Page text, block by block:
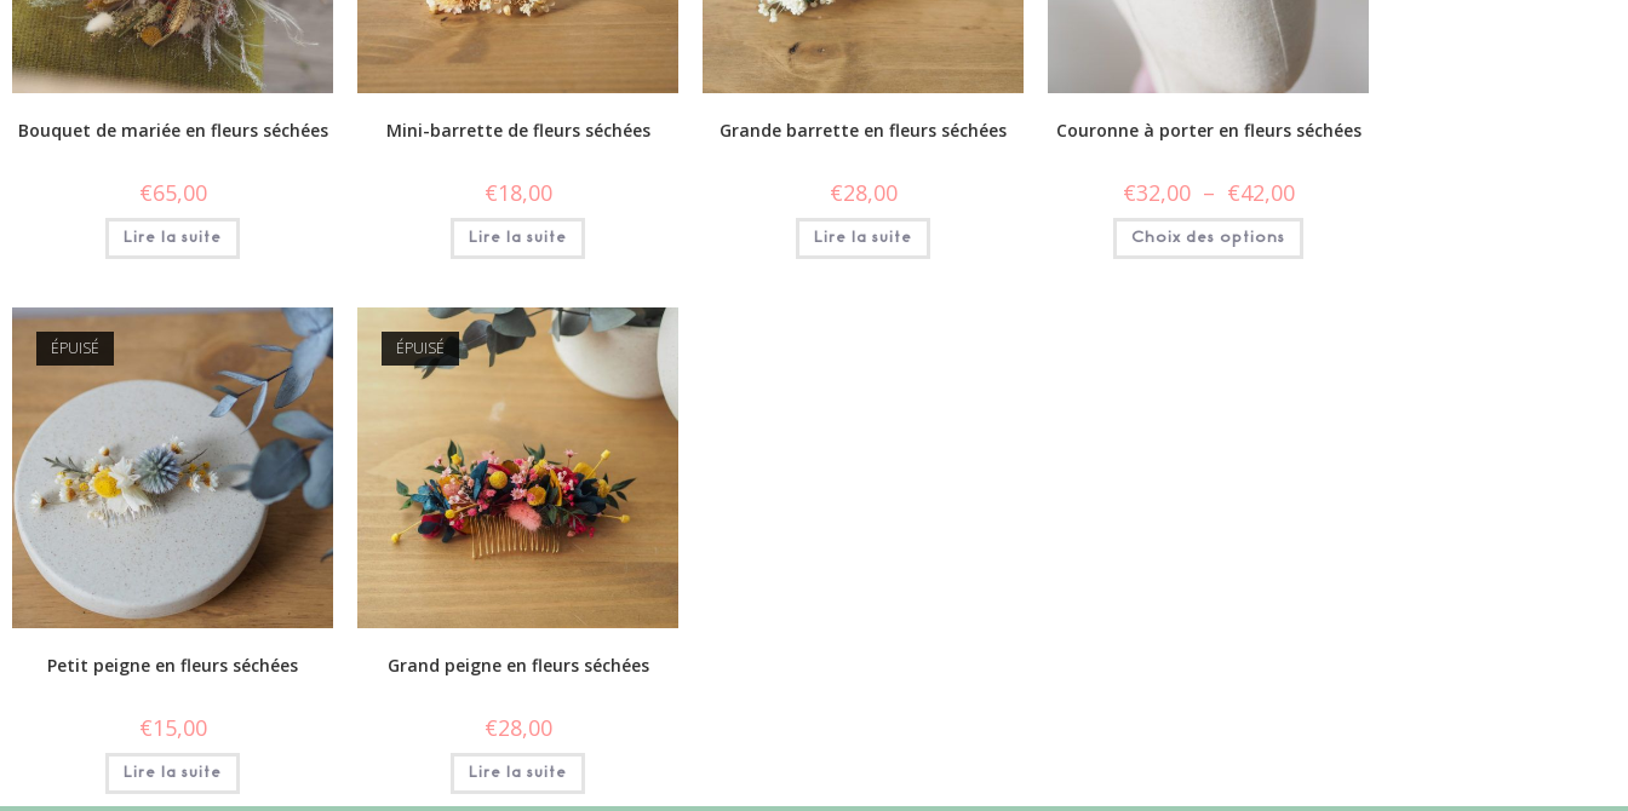
Bouquet de mariée en fleurs séchées
€65,00
Lire la suite
Mini-barrette de fleurs séchées
€18,00
Lire la suite
Grande barrette en fleurs séchées
€28,00
Lire la suite
Couronne à porter en fleurs séchées
€32,00 – €42,00
Choix des options
ÉPUISÉ
Petit peigne en fleurs séchées
€15,00
Lire la suite
ÉPUISÉ
Grand peigne en fleurs séchées
€28,00
Lire la suite